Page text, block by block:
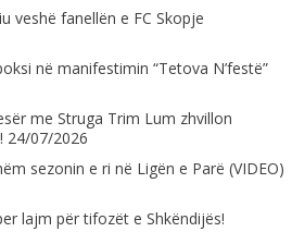
veshë fanellën e FC Skopje
në manifestimin “Tetova N’festë”
me Struga Trim Lum zhvillon
24/07/2026
sezonin e ri në Ligën e Parë (VIDEO)
lajm për tifozët e Shkëndijës!